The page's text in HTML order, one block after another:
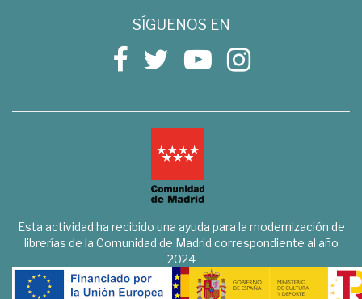
SÍGUENOS EN
Esta actividad ha recibido una ayuda para la modernización de
librerías de la Comunidad de Madrid correspondiente al año
2024